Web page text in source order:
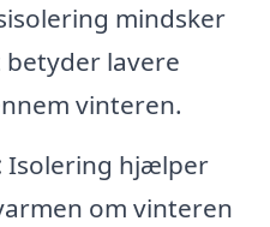
mindsker
lavere
vinteren.
Isolering hjælper
om vinteren